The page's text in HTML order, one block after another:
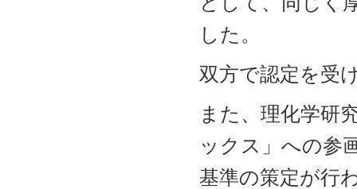
した。
双方で認定を受
また、理化学研
ックス」への参
基準の策定が行